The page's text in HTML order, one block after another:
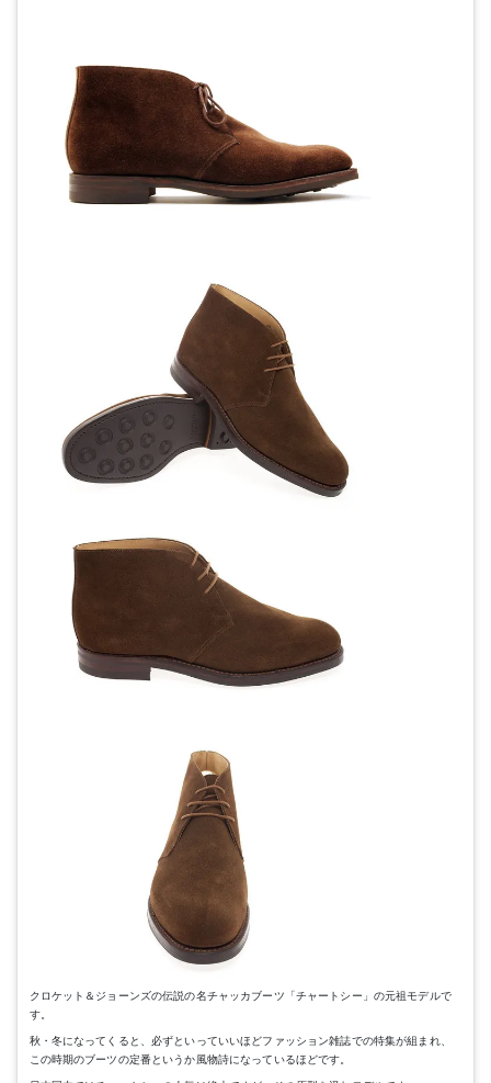
クロケット＆ジョーンズの伝説の名チャッカブーツ「チャートシー」の元祖モデルで
す。
秋・冬になってくると、必ずといっていいほどファッション雑誌での特集が組まれ、
この時期のブーツの定番というか風物詩になっているほどです。